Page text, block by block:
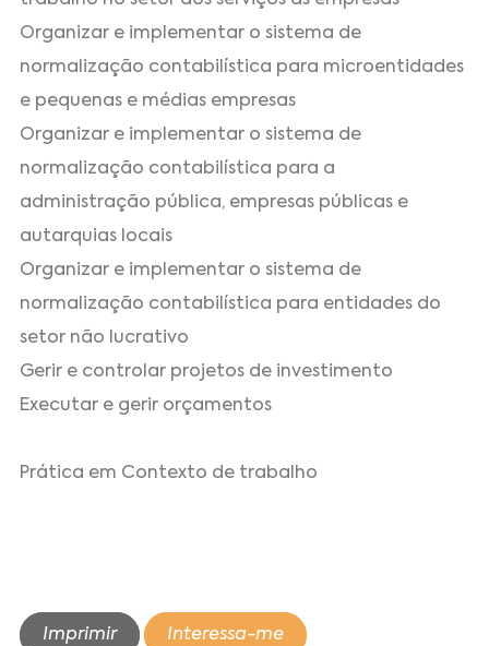
Organizar e implementar o sistema de
normalização contabilística para microentidades
e pequenas e médias empresas
Organizar e implementar o sistema de
normalização contabilística para a
administração pública, empresas públicas e
autarquias locais
Organizar e implementar o sistema de
normalização contabilística para entidades do
setor não lucrativo
Gerir e controlar projetos de investimento
Executar e gerir orçamentos
Prática em Contexto de trabalho
Imprimir Interessa-me